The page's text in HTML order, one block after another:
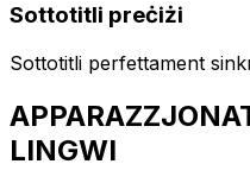
Sottotitli preċiżi
Sottotitli perfettament
LINGWI